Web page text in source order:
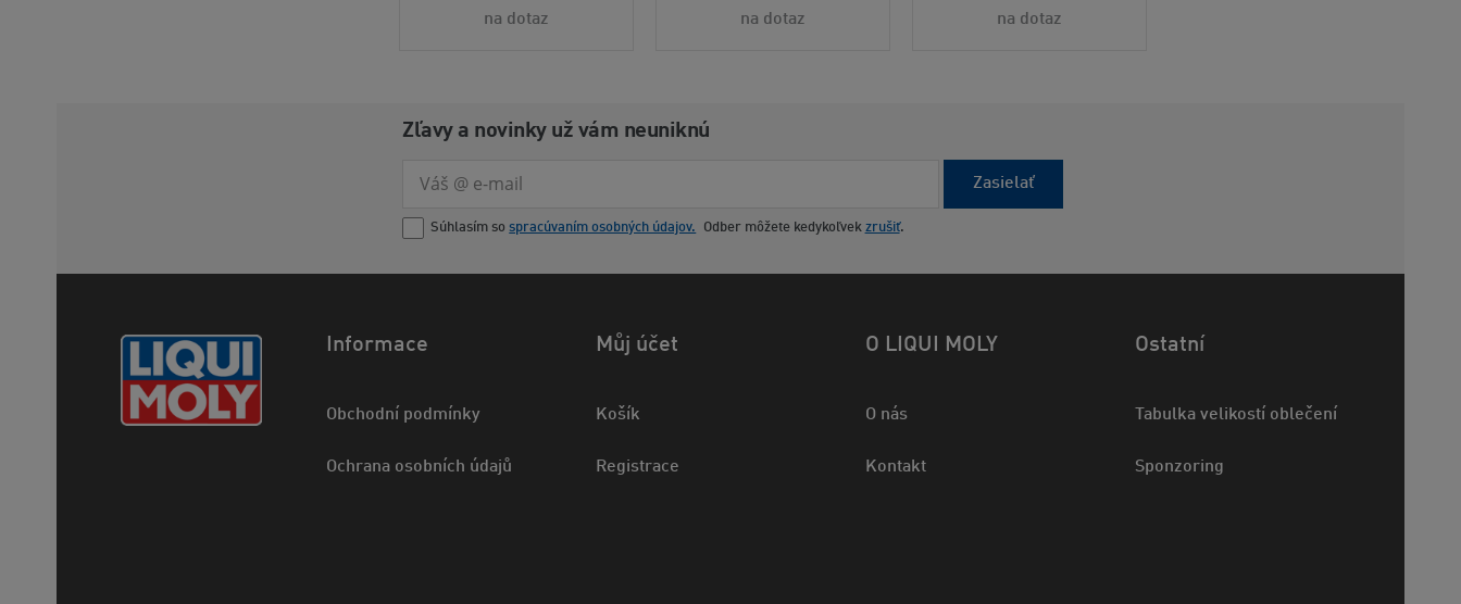
na dotaz na dotaz na dotaz
Zľavy a novinky už vám neuniknú
Zasielať
Súhlasím so spracúvaním osobných údajov. Odber môžete kedykoľvek zrušiť.
Informace
Obchodní podmínky
Ochrana osobních údajů
Můj účet
Košík
Registrace
O LIQUI MOLY
O nás
Kontakt
Ostatní
Tabulka velikostí oblečení
Sponzoring